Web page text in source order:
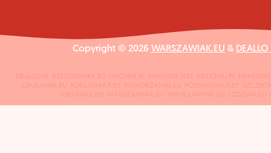
Copyright © 2026 WARSZAWIAK.EU &